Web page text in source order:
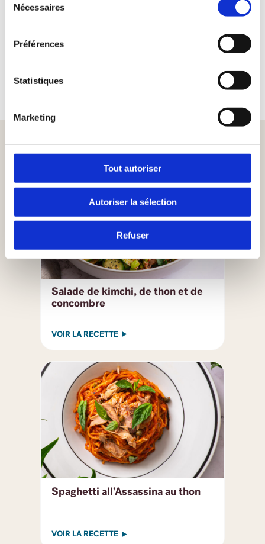
Nécessaires
Préférences
Statistiques
Marketing
Tout autoriser
Autoriser la sélection
Refuser
UTILISÉS DANS CES RECETTES
Salade de kimchi, de thon et de
concombre
VOIR LA RECETTE
Spaghetti all’Assassina au thon
VOIR LA RECETTE